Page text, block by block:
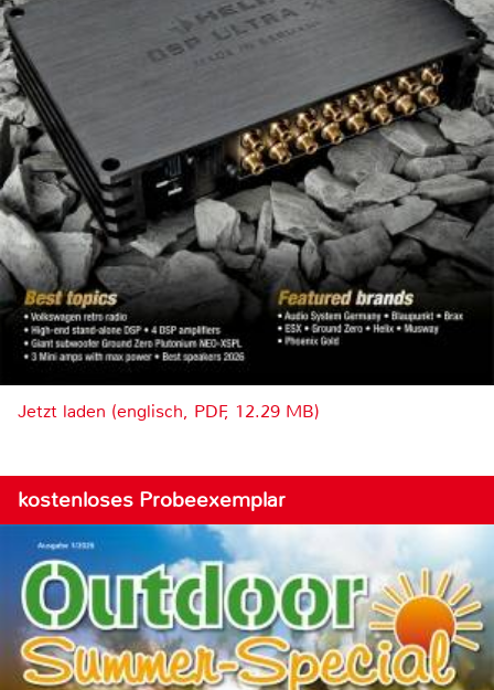
Jetzt laden (englisch, PDF, 12.29 MB)
kostenloses Probeexemplar